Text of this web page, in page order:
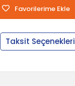
Favorilerime Ekle
Taksit Seçenekleri